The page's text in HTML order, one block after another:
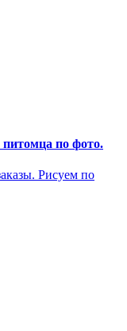
по фото.
Рисуем по